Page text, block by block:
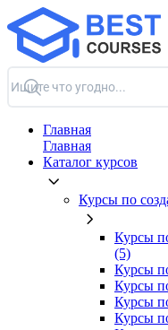
Главная
Главная
Каталог курсов
Курсы по
Курсы
(5)
Курсы
Курсы
Курсы
Курсы